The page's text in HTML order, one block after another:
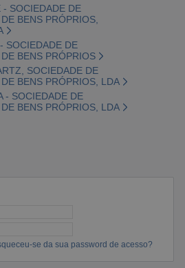
SOCIEDADE DE
BENS PRÓPRIOS,
SOCIEDADE DE
BENS PRÓPRIOS
SOCIEDADE DE
BENS PRÓPRIOS, LDA
- SOCIEDADE DE
BENS PRÓPRIOS, LDA
se da sua password de acesso?